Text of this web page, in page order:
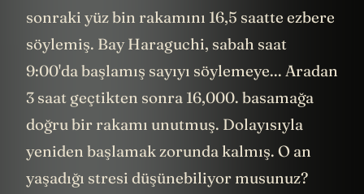
sonraki yüz bin rakamını 16,5 saatte ezbere
söylemiş. Bay Haraguchi, sabah saat
9:00'da başlamış sayıyı söylemeye... Aradan
3 saat geçtikten sonra 16,000. basamağa
doğru bir rakamı unutmuş. Dolayısıyla
yeniden başlamak zorunda kalmış. O an
yaşadığı stresi düşünebiliyor musunuz?